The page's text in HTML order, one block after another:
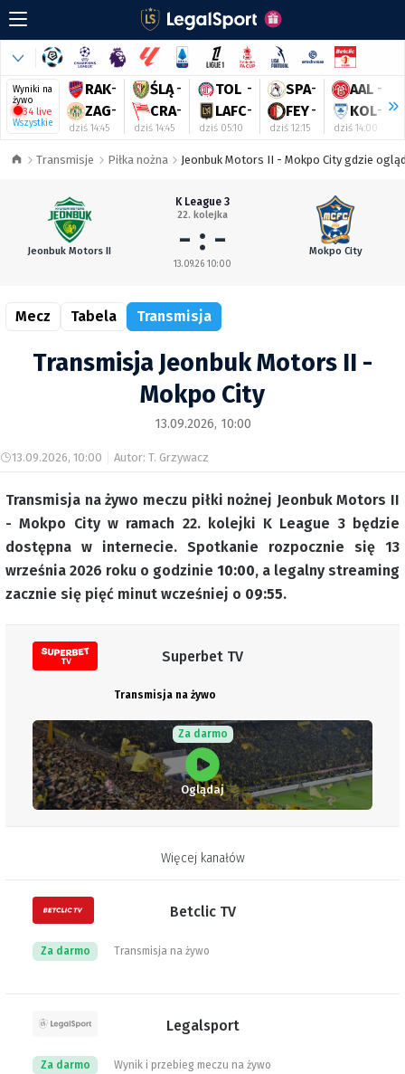
Wyniki na
żywo
34 live
Wszystkie
RAK-
ZAG-
dziś 14:45
ŚLĄ -
CRA-
dziś 14:45
TOL -
LAFC-
dziś 05:10
SPA-
FEY-
dziś 12:15
AAL -
KOL-
dziś 14:00
Transmisje Piłka nożna Jeonbuk Motors II - Mokpo City gdzie
Jeonbuk Motors II
K League 3
22. kolejka
- : -
13.09.26 10:00
Mokpo City
Mecz Tabela Transmisja
Transmisja Jeonbuk Motors II -
Mokpo City
13.09.2026, 10:00
13.09.2026, 10:00 Autor: T. Grzywacz
Transmisja na żywo meczu piłki nożnej Jeonbuk Motors II
- Mokpo City w ramach 22. kolejki K League 3 będzie
dostępna w internecie. Spotkanie rozpocznie się 13
września 2026 roku o godzinie 10:00, a legalny streaming
zacznie się pięć minut wcześniej o 09:55.
Superbet TV
Transmisja na żywo
Za darmo
Oglądaj
Więcej kanałów
Betclic TV
Transmisja na żywo
Za darmo
Legalsport
Wynik i przebieg meczu na żywo
Za darmo